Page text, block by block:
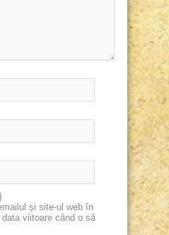
și site-ul web în
viitoare când o să